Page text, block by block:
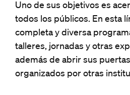
Uno de sus objetivos es
todos los públicos. En esta
completa y diversa
talleres, jornadas y otras
además de abrir sus
organizados por otras